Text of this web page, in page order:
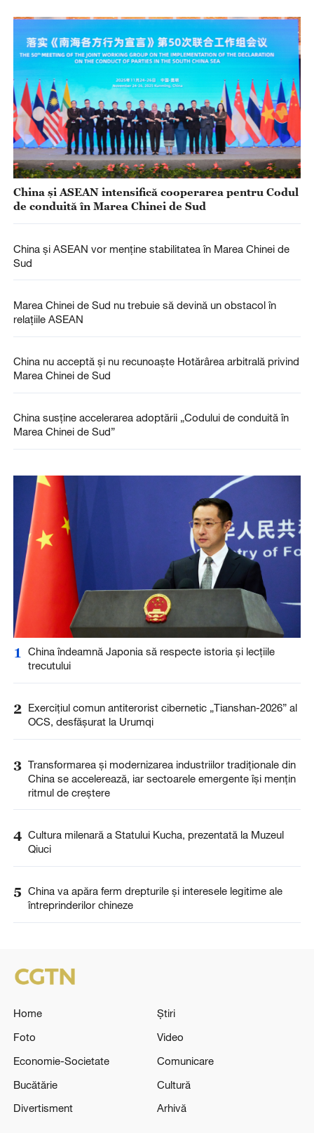
China și ASEAN intensifică cooperarea pentru Codul
de conduită în Marea Chinei de Sud
China şi ASEAN vor menţine stabilitatea în Marea Chinei de
Sud
Marea Chinei de Sud nu trebuie să devină un obstacol în
relațiile ASEAN
China nu acceptă și nu recunoaște Hotărârea arbitrală privind
Marea Chinei de Sud
China susține accelerarea adoptării „Codului de conduită în
Marea Chinei de Sud”
1
China îndeamnă Japonia să respecte istoria și lecțiile
trecutului
2 Exercițiul comun antiterorist cibernetic „Tianshan-2026” al
OCS, desfășurat la Urumqi
3 Transformarea și modernizarea industriilor tradiționale din
China se accelerează, iar sectoarele emergente își mențin
ritmul de creștere
4 Cultura milenară a Statului Kucha, prezentată la Muzeul
Qiuci
5 China va apăra ferm drepturile și interesele legitime ale
întreprinderilor chineze
Home
Știri
Foto
Video
Economie-Societate
Comunicare
Bucătărie
Cultură
Divertisment
Arhivă